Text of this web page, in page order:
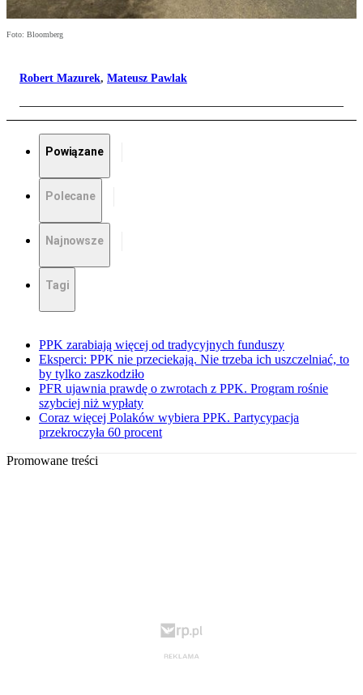
Foto: Bloomberg
Robert Mazurek, Mateusz Pawlak
Powiązane
Polecane
Najnowsze
Tagi
PPK zarabiają więcej od tradycyjnych funduszy
Eksperci: PPK nie przeciekają. Nie trzeba ich uszczelniać, to
by tylko zaszkodziło
PFR ujawnia prawdę o zwrotach z PPK. Program rośnie
szybciej niż wypłaty
Coraz więcej Polaków wybiera PPK. Partycypacja
przekroczyła 60 procent
Promowane treści